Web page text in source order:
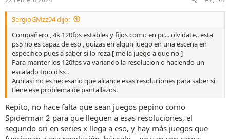
e
s
SergioGMzz94 dijo:
Compañero , 4k 120fps estables y fijos como en pc... olvidate.. esta
ps5 no es capaz de eso , quizas en algun juego en una escena en
especifico pues a saber si lo roza [ me la juego a que no ]
Para manter los 120fps va variando la resolucion o haciendo un
escalado tipo dlss .
Aun asi no es necesario que alcance esas resoluciones para saber si
tiene ese problema de pantallazos.
Repito, no hace falta que sean juegos pepino como
Spiderman 2 para que lleguen a esas resoluciones, el
segundo ori en series x llega a eso, y hay más juegos que